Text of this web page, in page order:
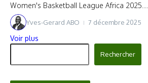
Women's Basketball League Africa 2025....
Yves-Gerard ABO 7 décembre 2025
Voir plus
Rechercher